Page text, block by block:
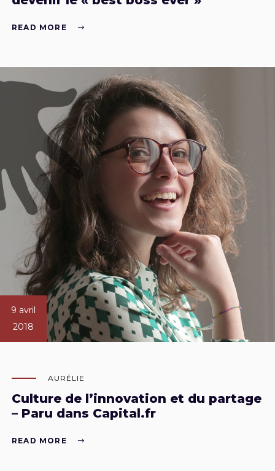
READ MORE
9 avril
2018
AURÉLIE
Culture de l’innovation et du partage
– Paru dans Capital.fr
READ MORE